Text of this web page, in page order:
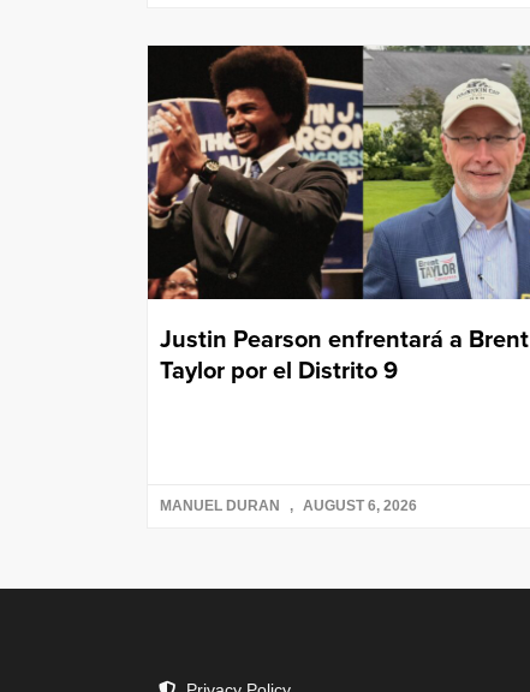
Justin Pearson enfrentará a Brent
Taylor por el Distrito 9
MANUEL DURAN AUGUST 6, 2026